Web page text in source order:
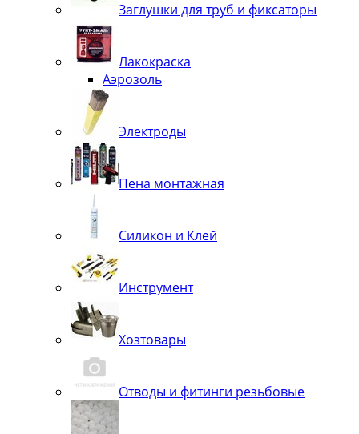
Заглушки для труб и фиксаторы
Лакокраска
Аэрозоль
Электроды
Пена монтажная
Силикон и Клей
Инструмент
Хозтовары
Отводы и фитинги резьбовые